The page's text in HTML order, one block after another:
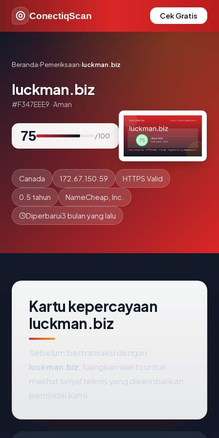
ConectiqScan Cek Gratis
Beranda›Pemeriksaan›luckman.biz
luckman.biz
#F347EEE9 · Aman
75 / 100
Canada 172.67.150.59 HTTPS Valid
0.5 tahun NameCheap, Inc.
Diperbarui3 bulan yang lalu
Kartu kepercayaan
luckman.biz
Sebelum bertransaksi dengan
luckman.biz , luangkan waktu untuk
melihat sinyal teknis yang dikembalikan
pemindai kami.